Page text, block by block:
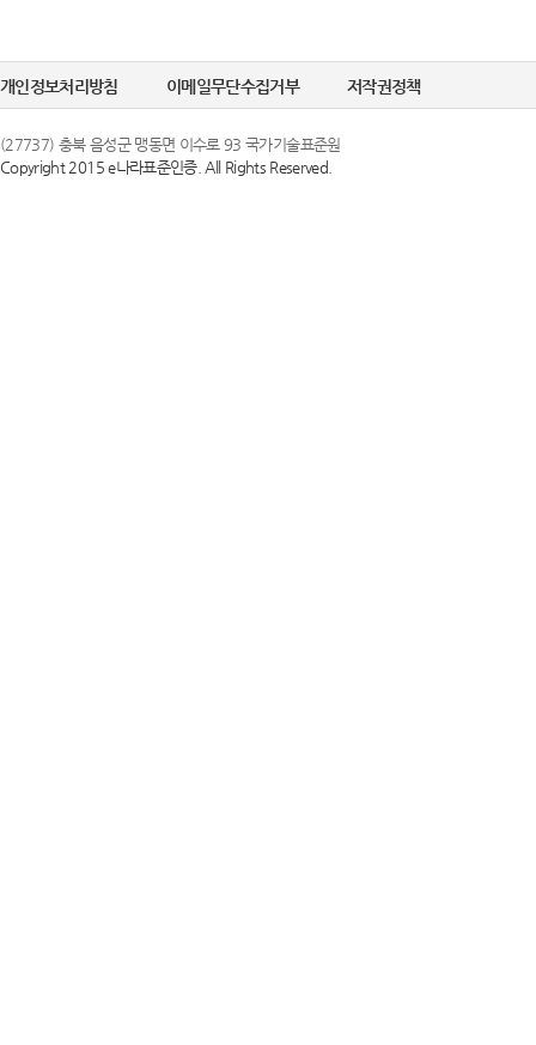
개인정보처리방침 이메일무단수집거부 저작권정책
(27737) 충북 음성군 맹동면 이수로 93 국가기술표준원
Copyright 2015 e나라표준인증. All Rights Reserved.